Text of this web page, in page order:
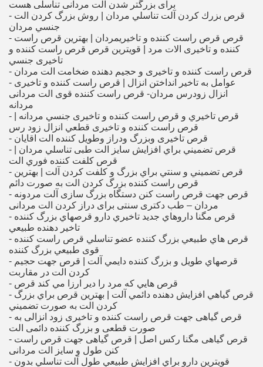
برای بزرگتر شدن الت مردانی تناسلی هست
- قرص بزرك كردن آلت تناسلي مردان | روش بزرگ كردن الت
جنسي مردان
- قرص قرص راست کننده و تاخیریمردان | بهترين قرص راست
کننده و تاخیری الات مرد | قويترين قرص قرص راست کننده و
تاخیری جنسي
- قرص راست کننده و تاخیری و حجيم دهنده ضخامت الت مردان
- عوامل به تاخیر انداختن انزال | قرص راست کننده و تاخیری
انزال زودرس مردان- قرص راست کننده قوی الت مردانی
مردانه
- قرص تاخيري و قرص راست کننده و تاخیری جنسي مردانه |
قرص راست کننده و تاخیری قطعي انزال زود رس
- قرص تاخیری وبزرگ ودراز وطویل کننده الت اقایان
- قرص تضميني براي افزايش سايز الت طبی تناسلي مردان |
قرص كلفت كننده فوري الت
- قرص تضميني و سنتي براي بزرگ و كلفت كردن آلت | بهترین
قرص راست کننده بزرگ كردن الت به صورت دائم
- قرص جهت قرص راست کنن دستگاه بزرگ سازی آلت مردونه
مردان – طب دکتری سنتی برای دراز کردن الت مردانی
- قرص مگنا داروهاي جديد تاخيري دارو قرصهاي بزرگ كننده
تاخير دهنده طبيعي
- قرص هاي طبيعي بزرگ كننده عضو تناسلي قرص راست کننده
قوی طبيعي بزرگ كننده
- قرصهاي طويل و بزرگ كننده دايمي آلت | قرص جهت حجيم
كردن الت در مقاربت
- قرص هايي كه مرد را دير ارزا مي كند قرص
- قرص گياهي افزايش دهنده دائمي آلت | بهترين قرص براي بزرگ
كردن الت به صورت تضميني
- قرص گیاهی جهت قرص راست کننده و تاخیری زود انزالی به
صورت قطعی و بزرگ کننده دائمی الت
- قرص گیاهی مگنا رکس اصل | قرص گیاهی جهت قرص راست
کنن طول و سایز الت مردانی
- قويترين دارو براي افزايش طبيعي طول آلت تناسلي بدون